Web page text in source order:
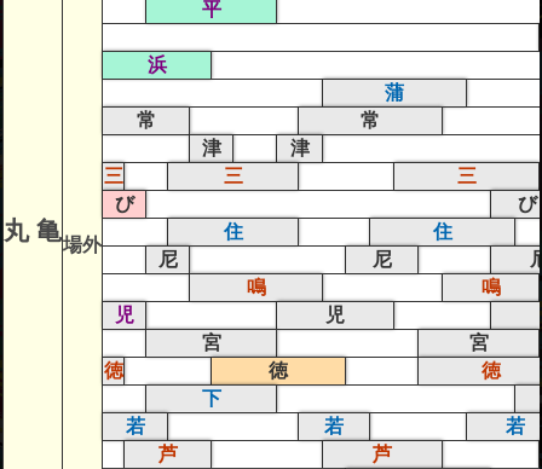
丸 亀場外
平
浜
蒲
常
常
津
津
三
三
三
び
び
住
住
尼
尼
鳴
鳴
児
児
宮
宮
徳
徳
徳
下
若
若
若
芦
芦